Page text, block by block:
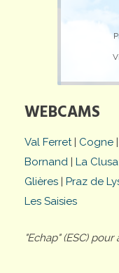
WEBCAMS
Val Ferret| Cogne |
Bornand | La
Glières | Praz de
Les Saisies
"Echap" (ESC)